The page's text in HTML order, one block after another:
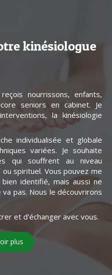
kinésiologue
nourrissons, enfants,
seniors en cabinet. Je
la kinésiologie
individualisée et globale
variées. Je souhaite
qui souffrent au niveau
spirituel. Vous pouvez me
identifié, mais aussi ne
pas. Nous le découvrirons
et d'échanger avec vous.
plus